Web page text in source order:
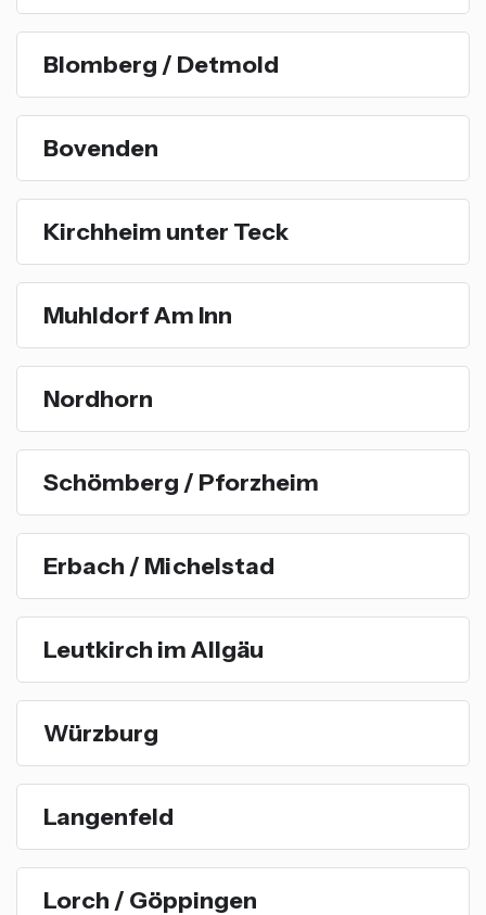
Blomberg / Detmold
Bovenden
Kirchheim unter Teck
Muhldorf Am Inn
Nordhorn
Schömberg / Pforzheim
Erbach / Michelstad
Leutkirch im Allgäu
Würzburg
Langenfeld
Lorch / Göppingen